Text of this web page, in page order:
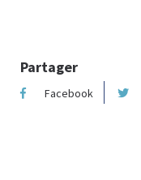
Partager
Facebook